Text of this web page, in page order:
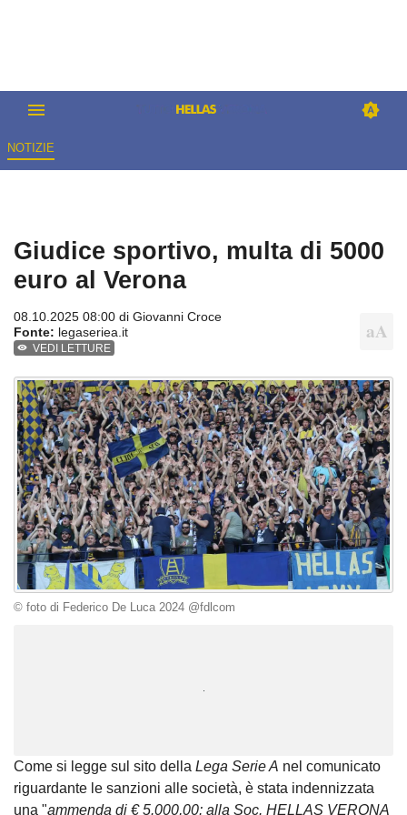
NOTIZIE
Giudice sportivo, multa di 5000
euro al Verona
08.10.2025 08:00 di Giovanni Croce
Fonte: legaseriea.it
VEDI LETTURE
© foto di Federico De Luca 2024 @fdlcom
Come si legge sul sito della Lega Serie A nel comunicato
riguardante le sanzioni alle società, è stata indennizzata
una "ammenda di € 5.000,00: alla Soc. HELLAS VERONA